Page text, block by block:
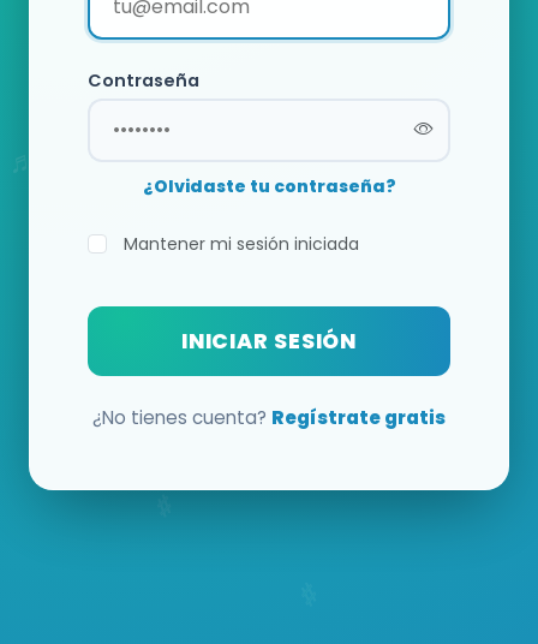
Contraseña
¿Olvidaste tu contraseña?
Mantener mi sesión iniciada
INICIAR SESIÓN
¿No tienes cuenta? Regístrate gratis